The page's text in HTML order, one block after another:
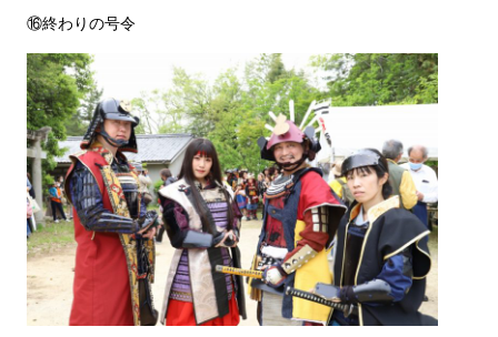
⑯終わりの号令